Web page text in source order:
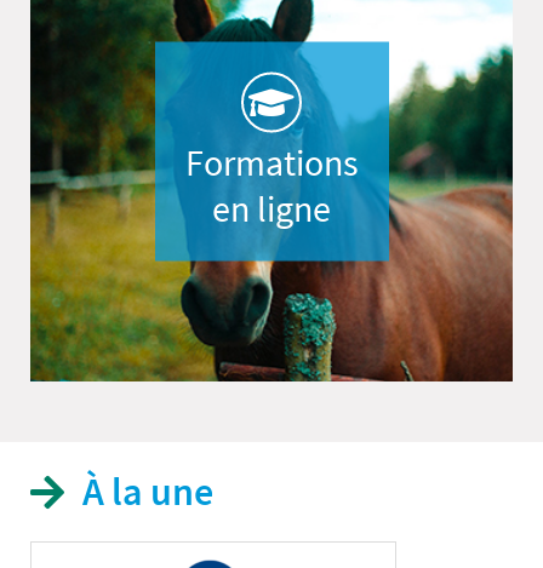
Formations
en ligne
À la une